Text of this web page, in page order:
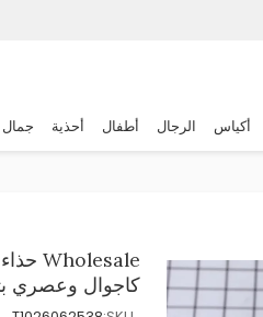
أكياس الرجال أطفال أحذية جمال
كاجوال وعصري